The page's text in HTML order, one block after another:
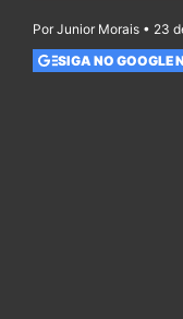
Por Junior Morais • 23
SIGA NO GOOGLE